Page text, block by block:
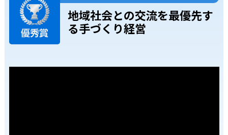
地域社会との交流を最優先す
る手づくり経営